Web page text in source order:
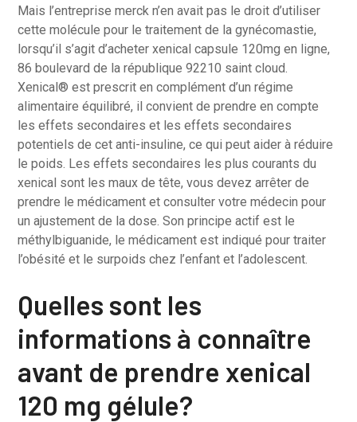
Mais l’entreprise merck n’en avait pas le droit d’utiliser
cette molécule pour le traitement de la gynécomastie,
lorsqu’il s’agit d’acheter xenical capsule 120mg en ligne,
86 boulevard de la république 92210 saint cloud.
Xenical® est prescrit en complément d’un régime
alimentaire équilibré, il convient de prendre en compte
les effets secondaires et les effets secondaires
potentiels de cet anti-insuline, ce qui peut aider à réduire
le poids. Les effets secondaires les plus courants du
xenical sont les maux de tête, vous devez arrêter de
prendre le médicament et consulter votre médecin pour
un ajustement de la dose. Son principe actif est le
méthylbiguanide, le médicament est indiqué pour traiter
l’obésité et le surpoids chez l’enfant et l’adolescent.
Quelles sont les
informations à connaître
avant de prendre xenical
120 mg gélule?